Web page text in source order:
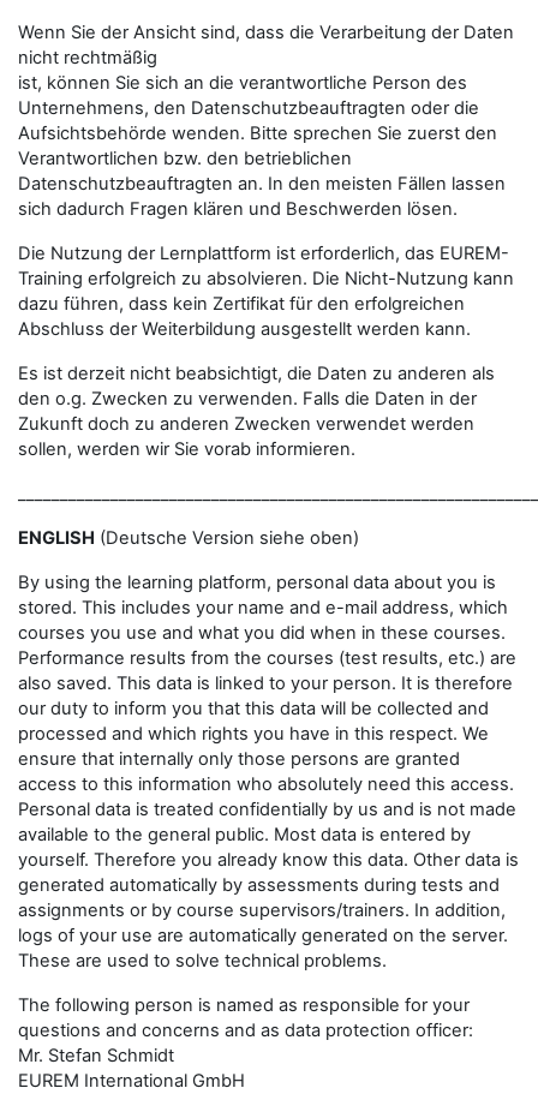
Wenn Sie der Ansicht sind, dass die Verarbeitung der Daten
nicht rechtmäßig
ist, können Sie sich an die verantwortliche Person des
Unternehmens, den Datenschutzbeauftragten oder die
Aufsichtsbehörde wenden. Bitte sprechen Sie zuerst den
Verantwortlichen bzw. den betrieblichen
Datenschutzbeauftragten an. In den meisten Fällen lassen
sich dadurch Fragen klären und Beschwerden lösen.
Die Nutzung der Lernplattform ist erforderlich, das EUREM-
Training erfolgreich zu absolvieren. Die Nicht-Nutzung kann
dazu führen, dass kein Zertifikat für den erfolgreichen
Abschluss der Weiterbildung ausgestellt werden kann.
Es ist derzeit nicht beabsichtigt, die Daten zu anderen als
den o.g. Zwecken zu verwenden. Falls die Daten in der
Zukunft doch zu anderen Zwecken verwendet werden
sollen, werden wir Sie vorab informieren.
ENGLISH (Deutsche Version siehe oben)
By using the learning platform, personal data about you is
stored. This includes your name and e-mail address, which
courses you use and what you did when in these courses.
Performance results from the courses (test results, etc.) are
also saved. This data is linked to your person. It is therefore
our duty to inform you that this data will be collected and
processed and which rights you have in this respect. We
ensure that internally only those persons are granted
access to this information who absolutely need this access.
Personal data is treated confidentially by us and is not made
available to the general public. Most data is entered by
yourself. Therefore you already know this data. Other data is
generated automatically by assessments during tests and
assignments or by course supervisors/trainers. In addition,
logs of your use are automatically generated on the server.
These are used to solve technical problems.
The following person is named as responsible for your
questions and concerns and as data protection officer:
Mr. Stefan Schmidt
EUREM International GmbH